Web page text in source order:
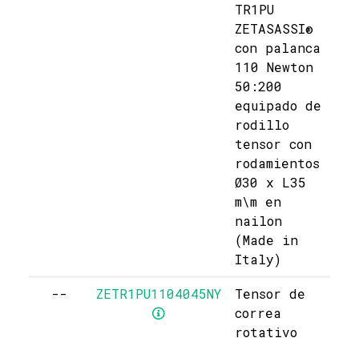
TR1PU
ZETASASSI®
con palanca
110 Newton
50:200
equipado de
rodillo
tensor con
rodamientos
Ø30 x L35
m\m en
nailon
(Made in
Italy)
-- ZETR1PU1104045NY
Tensor de
correa
rotativo